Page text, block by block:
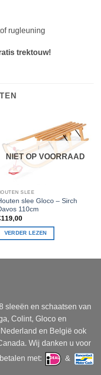
rugleuning
trektouw!
NIET OP VOORRAAD
SLEE
slee Gloco – Sirch
110cm
119,00
VERDER LEZEN
sleeën en schaatsen van
Colint, Gloco en
en België ook
Wij danken u voor
met:
&